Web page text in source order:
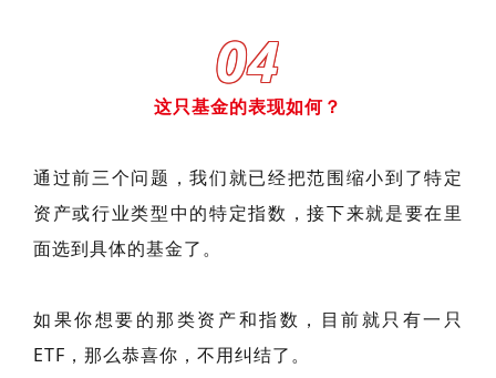
04
这只基金的表现如何？
通过前三个问题，我们就已经把范围缩小到了特定
资产或行业类型中的特定指数，接下来就是要在里
面选到具体的基金了。
如果你想要的那类资产和指数，目前就只有一只
ETF，那么恭喜你，不用纠结了。